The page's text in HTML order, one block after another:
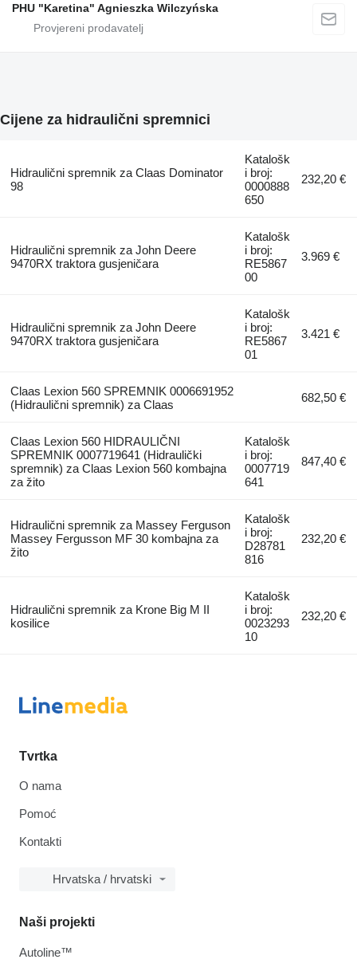
PHU "Karetina" Agnieszka Wilczyńska
Cijene za hidraulični spremnici
Hidraulični spremnik za Claas Dominator
98
Katalošk
i broj:
0000888
650
232,20 €
Hidraulični spremnik za John Deere
9470RX traktora gusjeničara
Katalošk
i broj:
RE5867
00
3.969 €
Hidraulični spremnik za John Deere
9470RX traktora gusjeničara
Katalošk
i broj:
RE5867
01
3.421 €
Claas Lexion 560 SPREMNIK 0006691952
(Hidraulični spremnik) za Claas
682,50 €
Claas Lexion 560 HIDRAULIČNI
SPREMNIK 0007719641 (Hidraulički
spremnik) za Claas Lexion 560 kombajna
za žito
Katalošk
i broj:
0007719
641
847,40 €
Hidraulični spremnik za Massey Ferguson
Massey Fergusson MF 30 kombajna za
žito
Katalošk
i broj:
D28781
816
232,20 €
Hidraulični spremnik za Krone Big M II
kosilice
Katalošk
i broj:
0023293
10
232,20 €
Tvrtka
O nama
Pomoć
Kontakti
Hrvatska / hrvatski
Naši projekti
Autoline™